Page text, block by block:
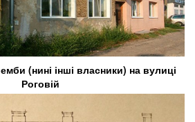
(нині інші власники) на вулиці
Роговій